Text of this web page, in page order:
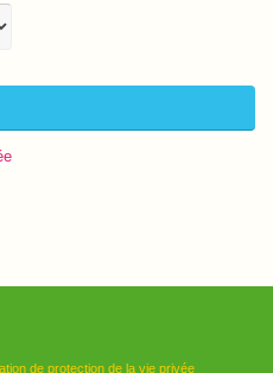
de protection de la vie privée